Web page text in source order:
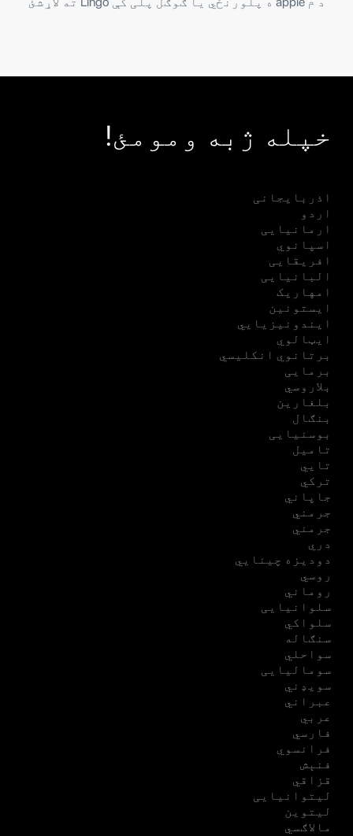
خپله ژبه ومومئ!
اذربایجانی
اردو
ارمانیایی
اسپانوي
افریقایی
البانیایی
امهاریک
ایستونین
ایندونیزیایي
ایټالوي
برتانوي انکلیسي
برمایی
بلاروسي
بلغارین
بنګال
بوسنیایی
تامیل
تایي
ترکي
جاپاني
جرمني
جرمني
دري
دودیزه چینایي
روسي
روماني
سلوانیایی
سلواکي
سنګاله
سواحلي
سومالیایی
سویډني
عبراني
عربي
فارسي
فرانسوي
فنېش
قزاقي
لیتوانیایی
لیتوین
مالاګسي